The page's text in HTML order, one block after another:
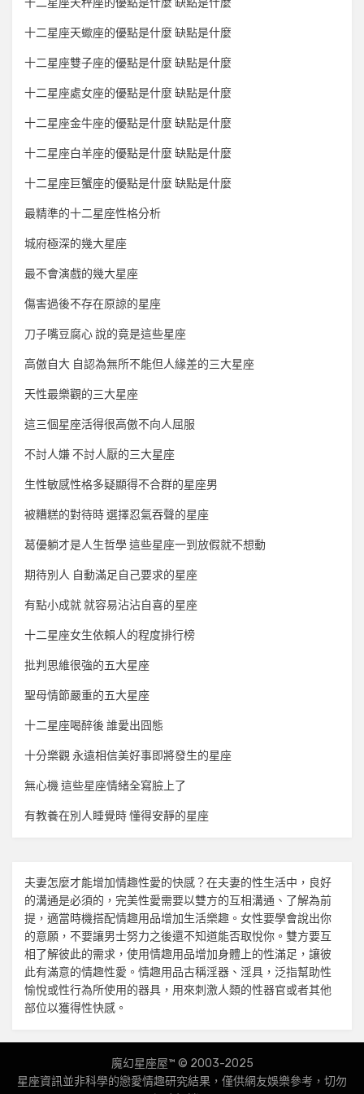
十二星座天秤座的優點是什麼 缺點是什麼
十二星座天蠍座的優點是什麼 缺點是什麼
十二星座雙子座的優點是什麼 缺點是什麼
十二星座處女座的優點是什麼 缺點是什麼
十二星座金牛座的優點是什麼 缺點是什麼
十二星座白羊座的優點是什麼 缺點是什麼
十二星座巨蟹座的優點是什麼 缺點是什麼
最精準的十二星座性格分析
城府極深的幾大星座
最不會演戲的幾大星座
傷害過後不存在原諒的星座
刀子嘴豆腐心 說的竟是這些星座
高傲自大 自認為無所不能但人緣差的三大星座
天性最樂觀的三大星座
這三個星座活得很高傲不向人屈服
不討人嫌 不討人厭的三大星座
生性敏感性格多疑顯得不合群的星座男
被糟糕的對待時 選擇忍氣吞聲的星座
葛優躺才是人生哲學 這些星座一到放假就不想動
期待別人 自動滿足自己要求的星座
有點小成就 就容易沾沾自喜的星座
十二星座女生依賴人的程度排行榜
批判思維很強的五大星座
聖母情節嚴重的五大星座
十二星座喝醉後 誰愛出囧態
十分樂觀 永遠相信美好事即將發生的星座
無心機 這些星座情緒全寫臉上了
有教養在別人睡覺時 懂得安靜的星座
夫妻怎麼才能增加情趣性愛的快感？在夫妻的性生活中，良好
的溝通是必須的，完美性愛需要以雙方的互相溝通、了解為前
提，適當時機搭配情趣用品增加生活樂趣。女性要學會說出你
的意願，不要讓男士努力之後還不知道能否取悅你。雙方要互
相了解彼此的需求，使用情趣用品增加身體上的性滿足，讓彼
此有滿意的情趣性愛。 情趣用品古稱淫器、淫具，泛指幫助性
愉悅或性行為所使用的器具，用來刺激人類的性器官或者其他
部位以獲得性快感。
魔幻星座屋™ © 2003-2025
星座資訊並非科學的戀愛情趣研究結果，僅供網友娛樂參考，切勿